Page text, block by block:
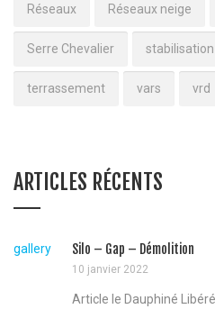
Réseaux Réseaux neige
Serre Chevalier
terrassement vars vrd
ARTICLES RÉCENTS
gallery Silo – Gap – Démolition
10 janvier 2022
Article le Dauphiné